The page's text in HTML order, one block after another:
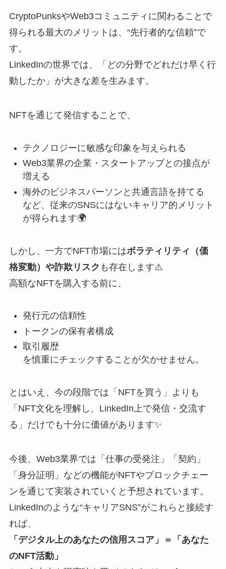
CryptoPunksやWeb3コミュニティに関わることで
得られる最大のメリットは、“先行者的な信頼”で
す。
LinkedInの世界では、「どの分野でどれだけ早く行
動したか」が大きな差を生みます。
NFTを通じて発信することで、
テクノロジーに敏感な印象を与えられる
Web3業界の企業・スタートアップとの接点が
増える
海外のビジネスパーソンと共通言語を持てる
など、従来のSNSにはないキャリア的メリット
が得られます🌍
しかし、一方でNFT市場にはボラティリティ（価
格変動）や詐欺リスク も存在します⚠️
高額なNFTを購入する前に、
発行元の信頼性
トークンの保有者構成
取引履歴
を慎重にチェックすることが欠かせません。
とはいえ、今の段階では「NFTを買う」よりも
「NFT文化を理解し、LinkedIn上で発信・交流す
る」だけでも十分に価値があります✨
今後、Web3業界では「仕事の受発注」「契約」
「身分証明」などの機能がNFTやブロックチェー
ンを通じて実装されていくと予想されています。
LinkedInのような“キャリアSNS”がこれらと接続す
れば、
「デジタル上のあなたの信用スコア」＝「あなた
のNFT活動」